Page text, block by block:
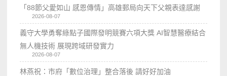
「88節父愛如山 感恩傳情」高雄郵局向天下父親表達感謝
2026-08-07
義守大學勇奪綠點子國際發明競賽六項大獎 AI智慧醫療結合
無人機技術 展現跨域研發實力
2026-08-07
林燕祝：市府「數位治理」整合落後 請好好加油